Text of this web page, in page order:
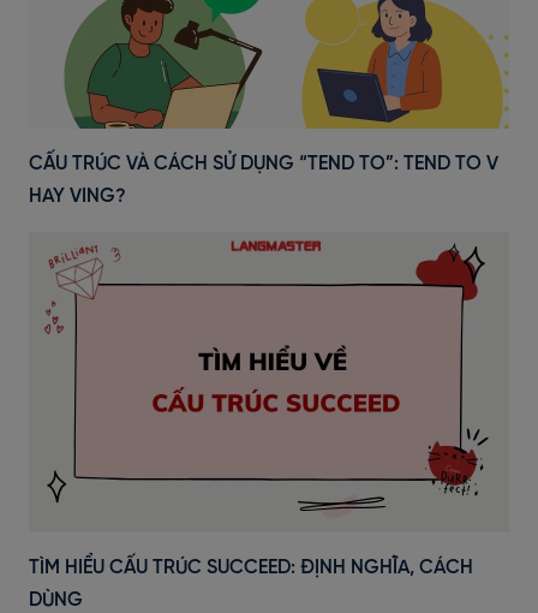
CẤU TRÚC VÀ CÁCH SỬ DỤNG “TEND TO”: TEND TO V
HAY VING?
TÌM HIỂU CẤU TRÚC SUCCEED: ĐỊNH NGHĨA, CÁCH
DÙNG